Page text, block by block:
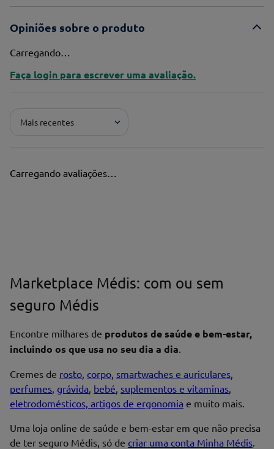
Opiniões sobre o produto
Carregando…
Faça login para escrever uma avaliação.
Mais recentes
Carregando avaliações…
Marketplace Médis: com ou sem
seguro Médis
Encontre milhares de produtos de saúde e bem-estar,
incluindo os que usa no seu dia a dia.
Cremes de rosto, corpo, smartwaches e auriculares,
perfumes, grávida, bebé, suplementos e vitaminas,
eletrodomésticos, artigos de ergonomia e muito mais.
Uma loja online de saúde e bem-estar em que não precisa
de ter seguro Médis, só de criar uma conta Minha Médis.